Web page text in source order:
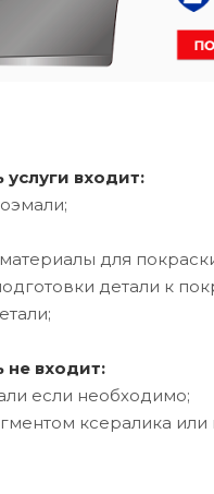
услуги входит:
для
детали к
не входит:
если необходимо;
ксералика или